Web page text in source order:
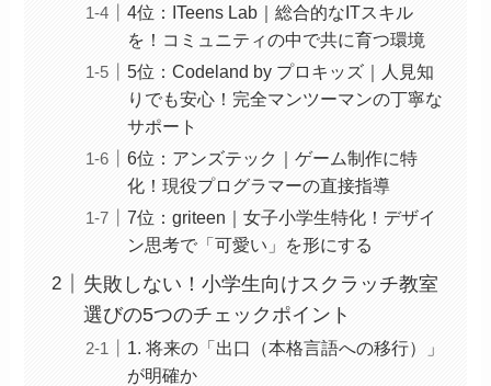
4位：ITeens Lab｜総合的なITスキル
を！コミュニティの中で共に育つ環境
5位：Codeland by プロキッズ｜人見知
りでも安心！完全マンツーマンの丁寧な
サポート
6位：アンズテック｜ゲーム制作に特
化！現役プログラマーの直接指導
7位：griteen｜女子小学生特化！デザイ
ン思考で「可愛い」を形にする
失敗しない！小学生向けスクラッチ教室
選びの5つのチェックポイント
1. 将来の「出口（本格言語への移行）」
が明確か